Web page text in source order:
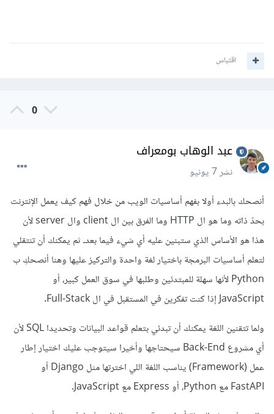
اقتباس
0
عبد الوهاب بومعراف
نشر7 يونيو
أنصحك بالبدء أولا بفهم أساسيات الويب من خلال فهم كيف يعمل الإنترنت
بحدّ ذاته وما هو ال HTTP وما الفرق بين ال client وال server لأن
هذا هو الأساس الذي ستبنين عليه أي شيء فيما بعدـ ثم يمكنك أن تنتقلي
لتعلم أساسيات البرمجة باختيار لغة واحدة والتركيز عليها وهنا أنصحكِ ب
Python لأنها سهلة للمبتدئين وطلبها في سوق العمل كبير، أو
JavaScript إذا كنت تفكرين في المستقبل في ال Full-Stack.
ولما تتقنين اللغة يمكنك أن تبدئي بتعلم قواعد البيانات وتحديدا SQL لأن
أي مشروع Back-End سيحتاجها وأخيرا سيتوجب عليك اختيار إطار
عمل (Framework) يناسب اللغة اللي اخترتها مثل Django أو
FastAPI مع Python، أو Express مع JavaScript.